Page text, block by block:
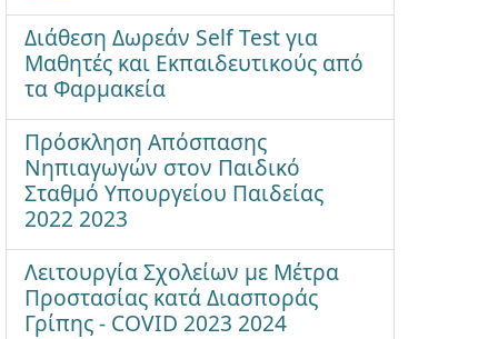
Διάθεση Δωρεάν Self Test για
Μαθητές και Εκπαιδευτικούς από
τα Φαρμακεία
Πρόσκληση Απόσπασης
Νηπιαγωγών στον Παιδικό
Σταθμό Υπουργείου Παιδείας
2022 2023
Λειτουργία Σχολείων με Μέτρα
Προστασίας κατά Διασποράς
Γρίπης - COVID 2023 2024